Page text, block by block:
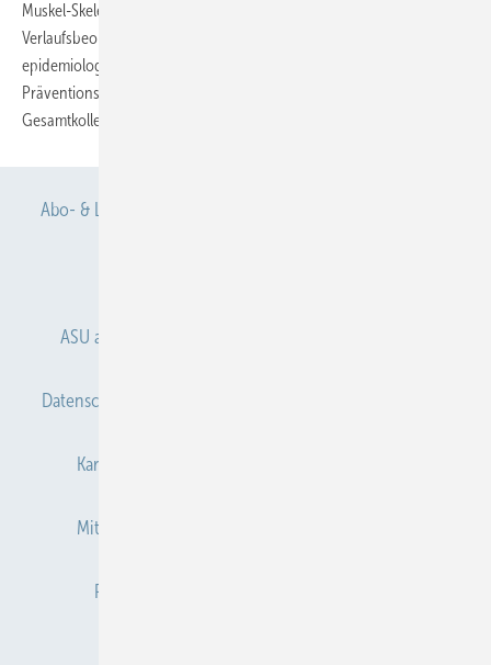
Muskel-Skelett-System. Sie erlaubt sowohl durchgehende
Verlaufsbeobachtungen einzelner Patienten wie auch
epidemiologische Studien von Patientenkollektiven. Die betriebliche
Präventionsarbeit sowohl im Individualfall wie auch im
Gesamtkollektiv wird deutlich
Abo- & Leserservice
ASU abonnieren
Datenschutz
Karriere bei Gentner
Mitgliedschaften und Engagement
Privacy Manager